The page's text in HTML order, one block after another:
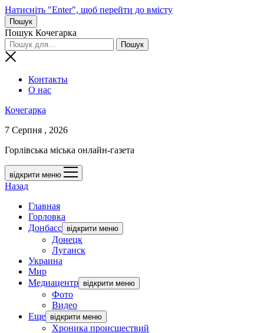
Натисніть "Enter", щоб перейти до вмісту
Пошук
Пошук Кочегарка
Контакты
О нас
Кочегарка
7 Серпня , 2026
Горлівська міська онлайн-газета
відкрити меню
Назад
Главная
Горловка
Донбасс відкрити меню
Донецк
Луганск
Украина
Мир
Медиацентр відкрити меню
Фото
Видео
Еще відкрити меню
Хроника происшествий